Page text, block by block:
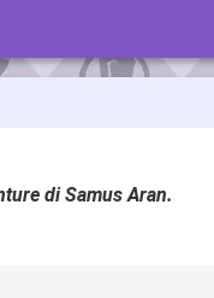
di Samus Aran.